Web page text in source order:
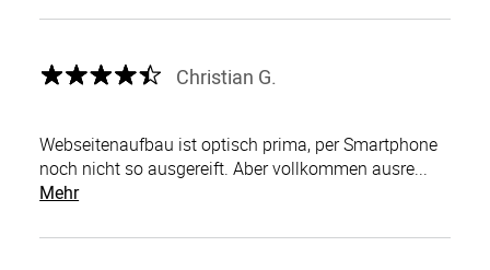
Christian G.
Webseitenaufbau ist optisch prima, per Smartphone
noch nicht so ausgereift. Aber vollkommen ausre...
Mehr